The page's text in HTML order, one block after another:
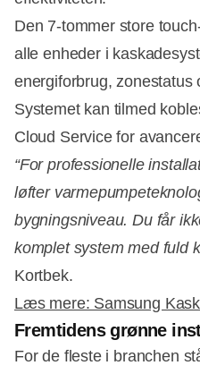
Den 7-tommer store
alle enheder i
energiforbrug, zonestatus
Systemet kan tilmed
Cloud Service for
“For professionelle
løfter
bygningsniveau. Du får
komplet system med fuld
Kortbek.
Læs mere: Samsung
Fremtidens grønne
For de fleste i branchen